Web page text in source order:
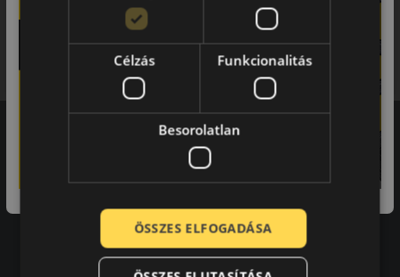
2019
Vásárlói vélemények
97.76%
a vásárlók közül ajánlaná ismerősének ezt a boltot.
21659
vélemény alapján
Célzás Funkcionalitás
Besorolatlan
ÖSSZES ELFOGADÁSA